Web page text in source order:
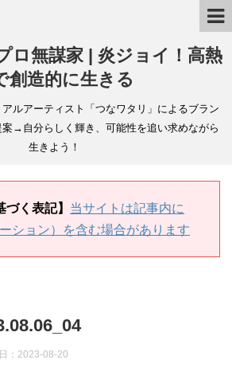
ロ無謀家 | 炎ジョイ！高熱
創造的に生きる
ルアーティスト「つなワタリ」によるブラン
→自分らしく輝き、可能性を追い求めながら
生きよう！
づく表記】 当サイトは記事内に
ション）を含む場合があります
： 2023-08-20